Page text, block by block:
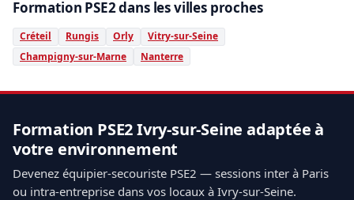
Formation PSE2 dans les villes proches
Créteil Rungis Orly
Vitry-sur-Seine
Champigny-sur-Marne
Nanterre
Formation PSE2 Ivry-sur-Seine adaptée à
votre environnement
Devenez équipier-secouriste PSE2 — sessions inter à Paris
ou intra-entreprise dans vos locaux à Ivry-sur-Seine.